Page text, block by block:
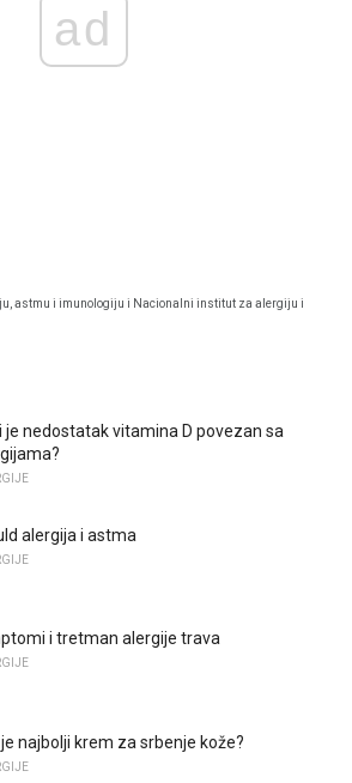
ad
astmu i imunologiju i Nacionalni institut za alergiju i
je nedostatak vitamina D povezan sa
alergija i astma
i tretman alergije trava
je najbolji krem ​​za srbenje kože?